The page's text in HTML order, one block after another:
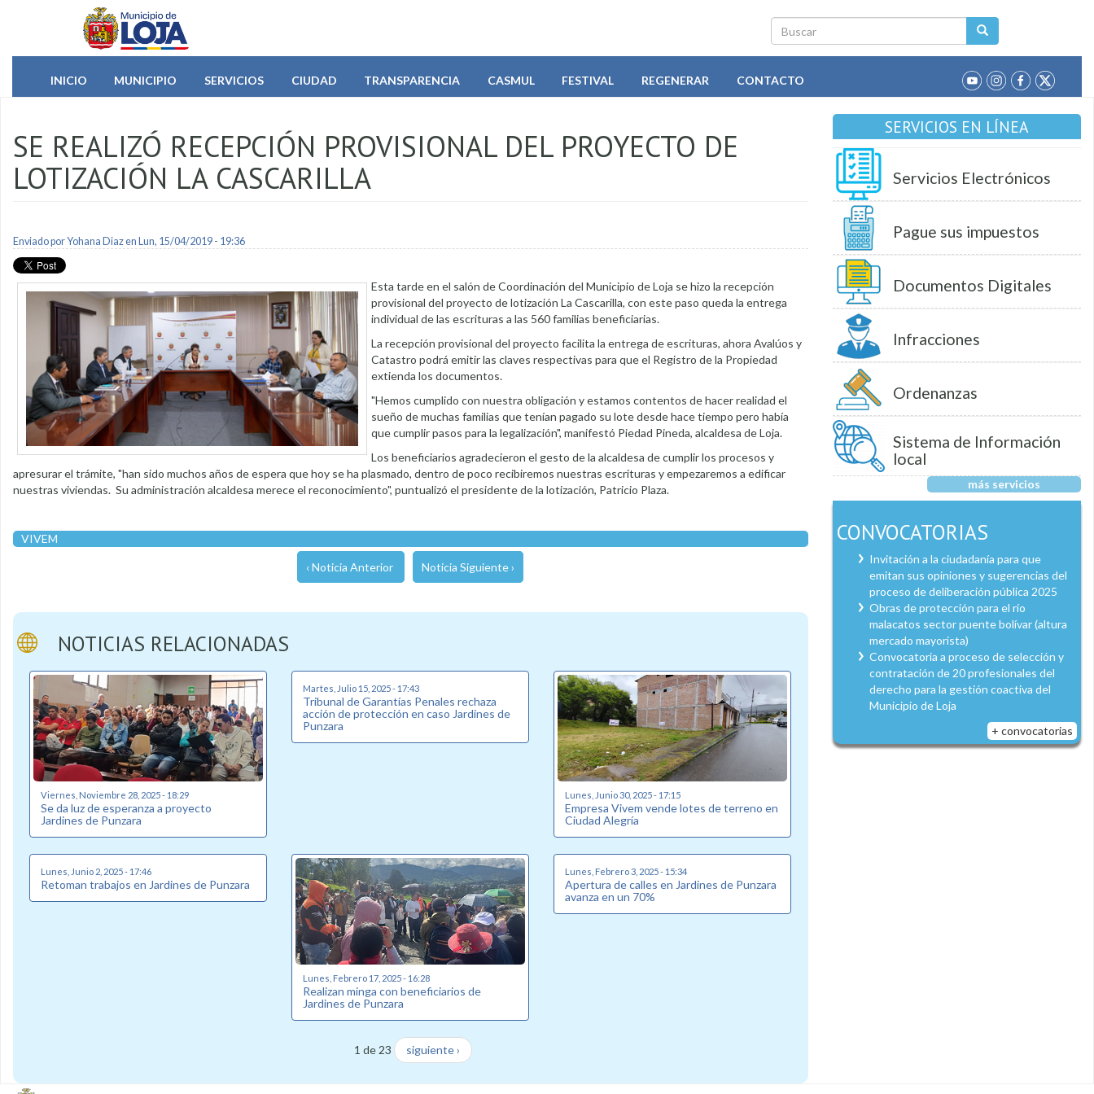
Pasar al contenido principal
Buscar
INICIO
MUNICIPIO SERVICIOS CIUDAD TRANSPARENCIA CASMUL FESTIVAL REGENERAR CONTACTO
SE REALIZÓ RECEPCIÓN PROVISIONAL DEL PROYECTO DE
LOTIZACIÓN LA CASCARILLA
Enviado porYohana Diazen Lun, 15/04/2019 - 19:36
Esta tarde en el salón de Coordinación del Municipio de Loja se hizo la recepción
provisional del proyecto de lotización La Cascarilla, con este paso queda la entrega
individual de las escrituras a las 560 familias beneficiarias.
La recepción provisional del proyecto facilita la entrega de escrituras, ahora Avalúos y
Catastro podrá emitir las claves respectivas para que el Registro de la Propiedad
extienda los documentos.
"Hemos cumplido con nuestra obligación y estamos contentos de hacer realidad el
sueño de muchas familias que tenían pagado su lote desde hace tiempo pero había
que cumplir pasos para la legalización", manifestó Piedad Pineda, alcaldesa de Loja.
Los beneficiarios agradecieron el gesto de la alcaldesa de cumplir los procesos y
apresurar el trámite, "han sido muchos años de espera que hoy se ha plasmado, dentro de poco recibiremos nuestras escrituras y empezaremos a edificar
nuestras viviendas. Su administración alcaldesa merece el reconocimiento", puntualizó el presidente de la lotización, Patricio Plaza.
VIVEM
‹ Noticia Anterior Noticia Siguiente ›
NOTICIAS RELACIONADAS
Viernes, Noviembre 28, 2025 - 18:29
Se da luz de esperanza a proyecto
Jardines de Punzara
Martes, Julio 15, 2025 - 17:43
Tribunal de Garantías Penales rechaza
acción de protección en caso Jardines de
Punzara
Lunes, Junio 30, 2025 - 17:15
Empresa Vivem vende lotes de terreno en
Ciudad Alegría
Lunes, Junio 2, 2025 - 17:46
Retoman trabajos en Jardines de Punzara
Lunes, Febrero 17, 2025 - 16:28
Realizan minga con beneficiarios de
Jardines de Punzara
Lunes, Febrero 3, 2025 - 15:34
Apertura de calles en Jardines de Punzara
avanza en un 70%
1 de 23 siguiente ›
SERVICIOS EN LÍNEA
Servicios Electrónicos
Pague sus impuestos
Documentos Digitales
Infracciones
Ordenanzas
Sistema de Información
local
más servicios
CONVOCATORIAS
Invitación a la ciudadanía para que
emitan sus opiniones y sugerencias del
proceso de deliberación pública 2025
Obras de protección para el río
malacatos sector puente bolívar (altura
mercado mayorista)
Convocatoria a proceso de selección y
contratación de 20 profesionales del
derecho para la gestión coactiva del
Municipio de Loja
+ convocatorias